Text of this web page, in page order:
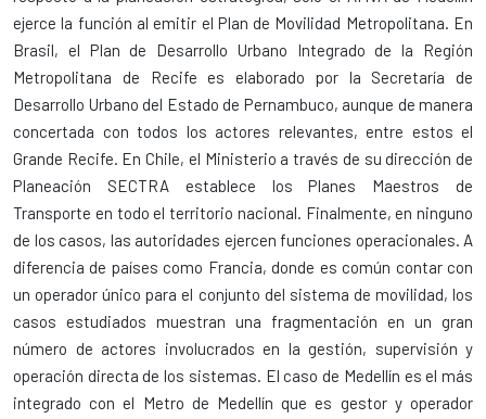
ejerce la función al emitir el Plan de Movilidad Metropolitana. En
Brasil, el Plan de Desarrollo Urbano Integrado de la Región
Metropolitana de Recife es elaborado por la Secretaría de
Desarrollo Urbano del Estado de Pernambuco, aunque de manera
concertada con todos los actores relevantes, entre estos el
Grande Recife. En Chile, el Ministerio a través de su dirección de
Planeación SECTRA establece los Planes Maestros de
Transporte en todo el territorio nacional. Finalmente, en ninguno
de los casos, las autoridades ejercen funciones operacionales. A
diferencia de países como Francia, donde es común contar con
un operador único para el conjunto del sistema de movilidad, los
casos estudiados muestran una fragmentación en un gran
número de actores involucrados en la gestión, supervisión y
operación directa de los sistemas. El caso de Medellín es el más
integrado con el Metro de Medellín que es gestor y operador